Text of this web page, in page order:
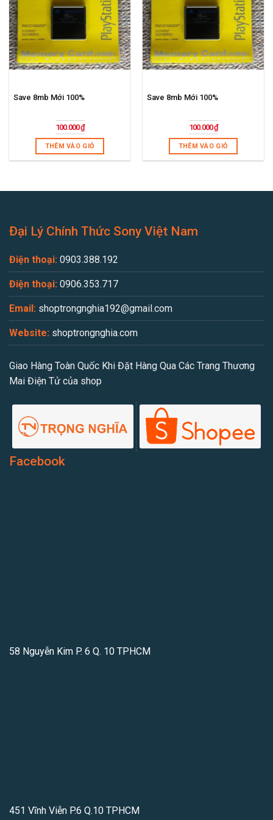
Save 8mb Mới 100%
100.000₫
THÊM VÀO GIỎ
Save 8mb Mới 100%
100.000₫
THÊM VÀO GIỎ
Đại Lý Chính Thức Sony Việt Nam
Điện thoại: 0903.388.192
Điện thoại: 0906.353.717
Email: shoptrongnghia192@gmail.com
Website: shoptrongnghia.com
Giao Hàng Toàn Quốc Khi Đặt Hàng Qua Các Trang Thương
Mai Điện Tử của shop
Facebook
58 Nguyễn Kim P. 6 Q. 10 TPHCM
451 Vĩnh Viễn P.6 Q.10 TPHCM